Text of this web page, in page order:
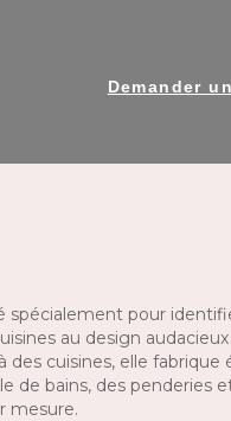
Demander
spécialement pour
au design
des cuisines, elle fabrique
de bains, des penderies
mesure.